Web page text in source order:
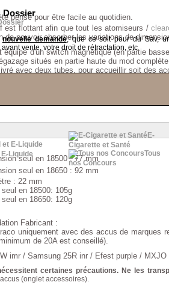
Dossier
nouvelle demande, que ce soit pour du Sav,
vente, votre droit de rétractation, etc
Liquide
E-
Cigarette et Santé
Tous
nos Concours
pensé pour être facile au quotidien.
est flottant afin que tout les atomiseurs /
de pouvoir absorber les variations de
équipé d'un switch magnétique (en partie
situés en partie haute du mod
avec deux tubes, pour accueillir soit des
est numéroté faisant de votre mod
seul en 18500: 77 mm
seul en 18650 : 92 mm
: 22 mm
seul en 18500: 105g
seul en 18650: 120g
Fabricant :
uniquement avec des accus de marques
de 20A est conseillé).
imr / Samsung 25R inr / Efest purple / MXJO
certaines précautions. Ne les
(onglet accessoires).